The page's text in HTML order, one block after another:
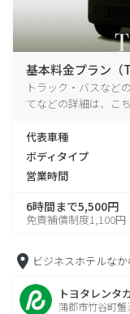
基本料金プラン（
トラック・バスなど
てなどの詳細は、こ
代表車種
ボディタイプ
営業時間
6時間まで5,500円
免責補償制度1,100円
ビジネスホテルな
トヨタレンタ
蒲郡市竹谷町蟹